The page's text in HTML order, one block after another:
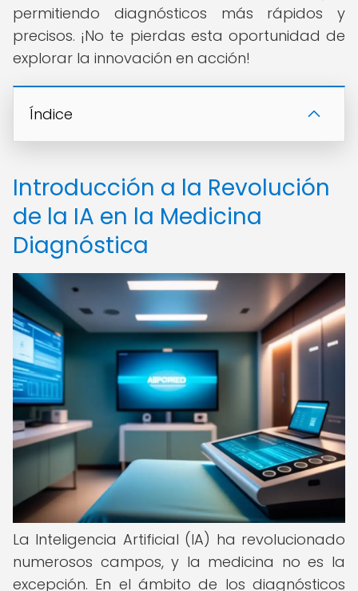
permitiendo diagnósticos más rápidos y
precisos. ¡No te pierdas esta oportunidad de
explorar la innovación en acción!
Índice
Introducción a la Revolución
de la IA en la Medicina
Diagnóstica
La Inteligencia Artificial (IA) ha revolucionado
numerosos campos, y la medicina no es la
excepción. En el ámbito de los diagnósticos